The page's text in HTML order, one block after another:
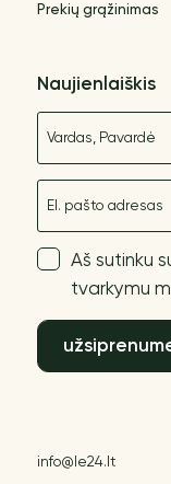
Prekių grąžinimas
Naujienlaiškis
Aš sutinku
tvarkymu
info@le24.lt